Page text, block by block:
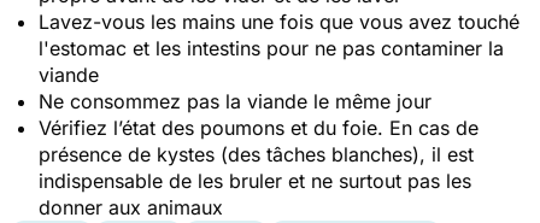
Lavez-vous les mains une fois que vous avez touché
l'estomac et les intestins pour ne pas contaminer la
viande
Ne consommez pas la viande le même jour
Vérifiez l’état des poumons et du foie. En cas de
présence de kystes (des tâches blanches), il est
indispensable de les bruler et ne surtout pas les
donner aux animaux